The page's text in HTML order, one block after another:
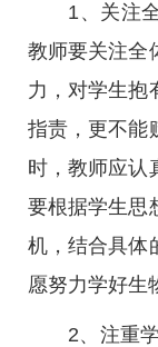
1、关注
教师要关注全
力，对学生抱
指责，更不能
时，教师应认
要根据学生思
机，结合具体
愿努力学好生
2、注重